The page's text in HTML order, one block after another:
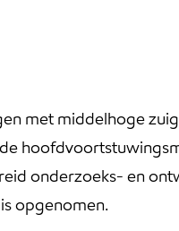
met middelhoge
onderzoeks- en
opgenomen.